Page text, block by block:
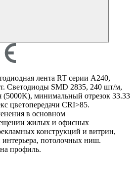
лента RT серии A240,
Светодиоды SMD 2835, 240 шт/м,
(5000K), минимальный отрезок 33.33
цветопередачи CRI>85.
в основном
жилых и офисных
конструкций и витрин,
интерьера, потолочных ниш.
профиль.